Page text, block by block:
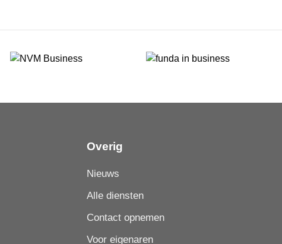
Overig
Nieuws
Alle diensten
Contact opnemen
Voor eigenaren